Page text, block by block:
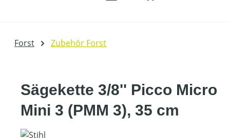
Forst Zubehör Forst
Sägekette 3/8'' Picco Micro
Mini 3 (PMM 3), 35 cm